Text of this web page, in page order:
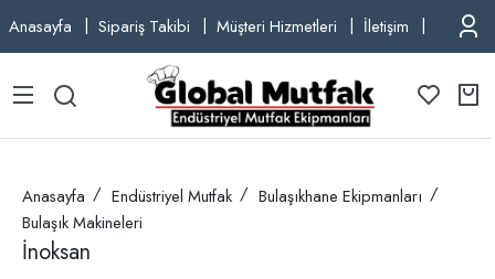
Anasayfa Sipariş Takibi Müşteri Hizmetleri İletişim TEL:
Anasayfa Endüstriyel Mutfak
Bulaşıkhane Ekipmanları
Bulaşık Makineleri
İnoksan